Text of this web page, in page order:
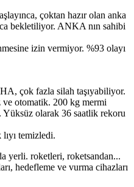
çoktan hazır olan anka
bekletiliyor. ANKA nın sahibi
izin vermiyor. %93 olayı
çok fazla silah taşıyabiliyor.
ve otomatik. 200 kg mermi
Yüksüz olarak 36 saatlik rekoru
temizledi.
yerli. roketleri, roketsandan...
hedefleme ve vurma cihazları